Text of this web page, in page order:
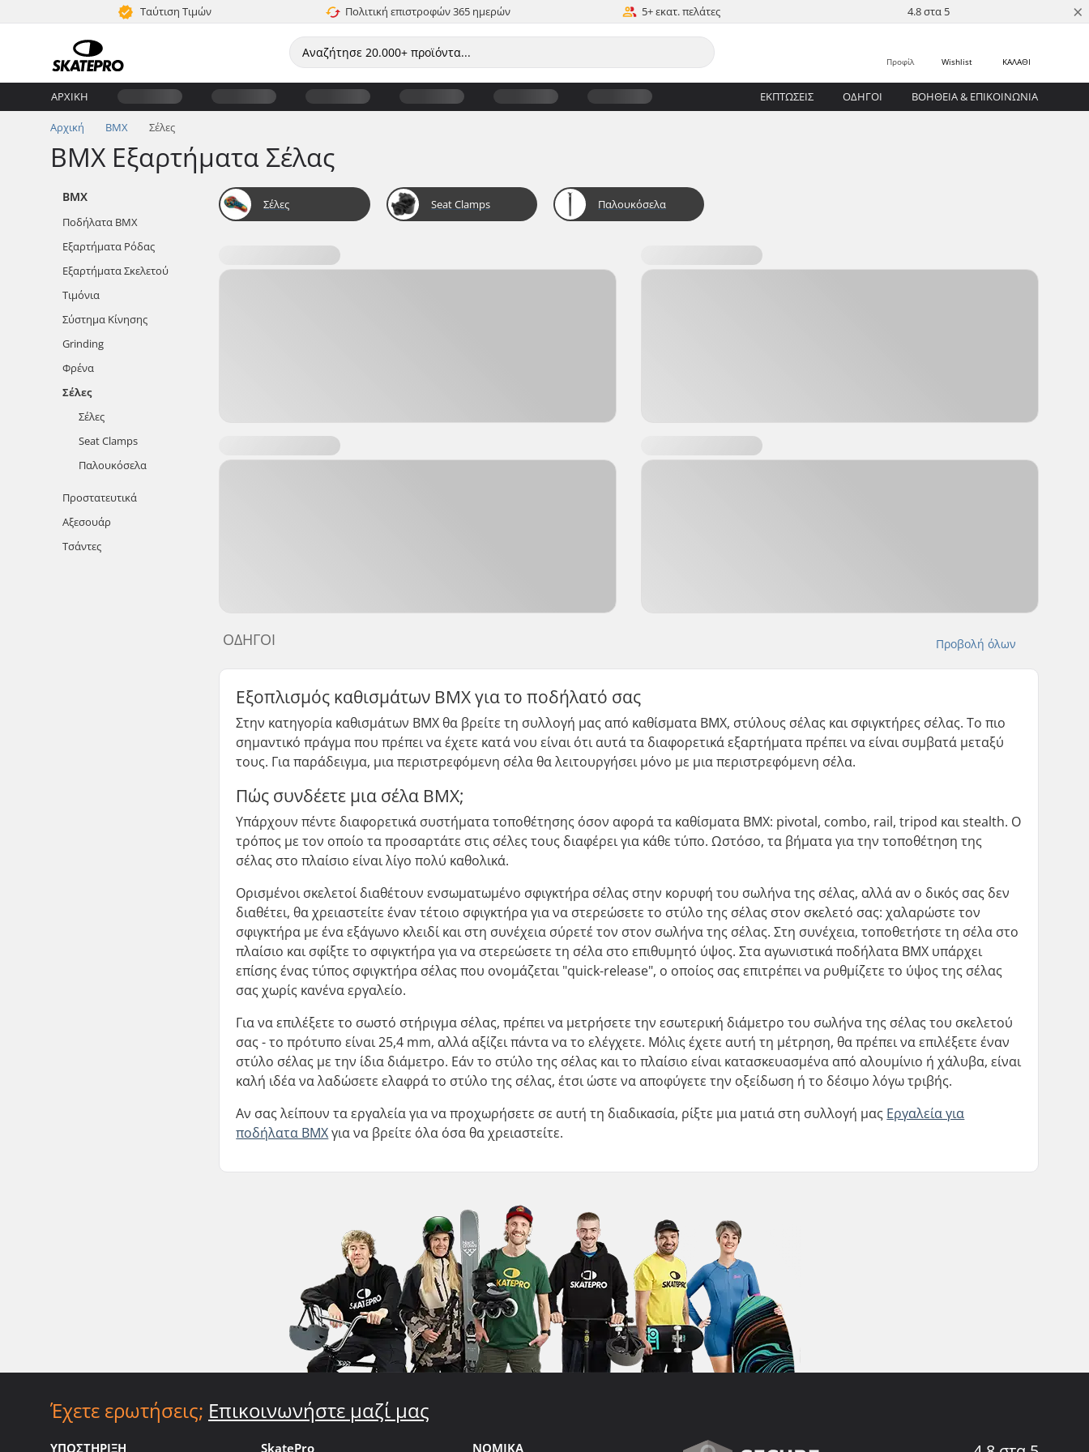
Ταύτιση Τιμών Πολιτική επιστροφών 365 ημερών 5+ εκατ. πελάτες 4.8 στα 5 ×
ΚΑΛΑΘΙ
Wishlist
Προφίλ
ΑΡΧΙΚΉ ΕΚΠΤΩΣΕΙΣ ΟΔΗΓΟΊ ΒΟΉΘΕΙΑ & ΕΠΙΚΟΙΝΩΝΊΑ
Αρχική BMX Σέλες
ΒΜΧ Εξαρτήματα Σέλας
BMX
Ποδήλατα BMX
Εξαρτήματα Ρόδας
Εξαρτήματα Σκελετού
Τιμόνια
Σύστημα Κίνησης
Grinding
Φρένα
Σέλες
Σέλες
Seat Clamps
Παλουκόσελα
Προστατευτικά
Αξεσουάρ
Τσάντες
Σέλες Seat Clamps Παλουκόσελα
Προβολή όλων
ΟΔΗΓΟΊ
Εξοπλισμός καθισμάτων BMX για το ποδήλατό σας
Στην κατηγορία καθισμάτων BMX θα βρείτε τη συλλογή μας από καθίσματα BMX, στύλους σέλας και σφιγκτήρες σέλας. Το πιο
σημαντικό πράγμα που πρέπει να έχετε κατά νου είναι ότι αυτά τα διαφορετικά εξαρτήματα πρέπει να είναι συμβατά μεταξύ
τους. Για παράδειγμα, μια περιστρεφόμενη σέλα θα λειτουργήσει μόνο με μια περιστρεφόμενη σέλα.
Πώς συνδέετε μια σέλα BMX;
Υπάρχουν πέντε διαφορετικά συστήματα τοποθέτησης όσον αφορά τα καθίσματα BMX: pivotal, combo, rail, tripod και stealth. Ο
τρόπος με τον οποίο τα προσαρτάτε στις σέλες τους διαφέρει για κάθε τύπο. Ωστόσο, τα βήματα για την τοποθέτηση της
σέλας στο πλαίσιο είναι λίγο πολύ καθολικά.
Ορισμένοι σκελετοί διαθέτουν ενσωματωμένο σφιγκτήρα σέλας στην κορυφή του σωλήνα της σέλας, αλλά αν ο δικός σας δεν
διαθέτει, θα χρειαστείτε έναν τέτοιο σφιγκτήρα για να στερεώσετε το στύλο της σέλας στον σκελετό σας: χαλαρώστε τον
σφιγκτήρα με ένα εξάγωνο κλειδί και στη συνέχεια σύρετέ τον στον σωλήνα της σέλας. Στη συνέχεια, τοποθετήστε τη σέλα στο
πλαίσιο και σφίξτε το σφιγκτήρα για να στερεώσετε τη σέλα στο επιθυμητό ύψος. Στα αγωνιστικά ποδήλατα BMX υπάρχει
επίσης ένας τύπος σφιγκτήρα σέλας που ονομάζεται "quick-release", ο οποίος σας επιτρέπει να ρυθμίζετε το ύψος της σέλας
σας χωρίς κανένα εργαλείο.
Για να επιλέξετε το σωστό στήριγμα σέλας, πρέπει να μετρήσετε την εσωτερική διάμετρο του σωλήνα της σέλας του σκελετού
σας - το πρότυπο είναι 25,4 mm, αλλά αξίζει πάντα να το ελέγχετε. Μόλις έχετε αυτή τη μέτρηση, θα πρέπει να επιλέξετε έναν
στύλο σέλας με την ίδια διάμετρο. Εάν το στύλο της σέλας και το πλαίσιο είναι κατασκευασμένα από αλουμίνιο ή χάλυβα, είναι
καλή ιδέα να λαδώσετε ελαφρά το στύλο της σέλας, έτσι ώστε να αποφύγετε την οξείδωση ή το δέσιμο λόγω τριβής.
Αν σας λείπουν τα εργαλεία για να προχωρήσετε σε αυτή τη διαδικασία, ρίξτε μια ματιά στη συλλογή μας Εργαλεία για
ποδήλατα BMXγια να βρείτε όλα όσα θα χρειαστείτε.
Έχετε ερωτήσεις; Επικοινωνήστε μαζί μας
ΥΠΟΣΤΗΡΙΞΗ SkatePro ΝΟΜΙΚΑ